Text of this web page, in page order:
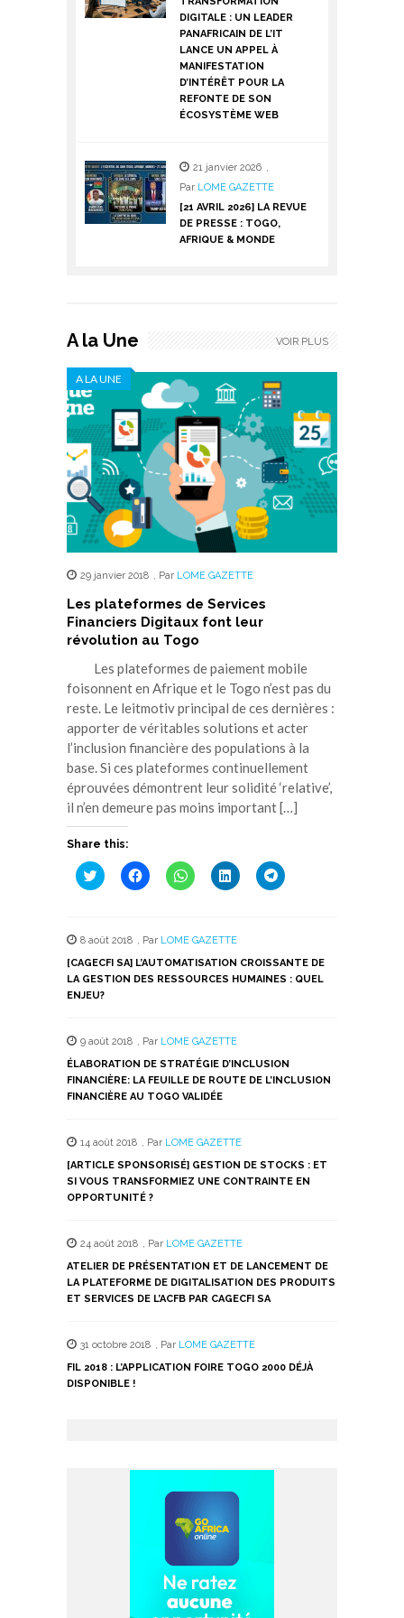
DIGITALE : UN LEADER
PANAFRICAIN DE L’IT
LANCE UN APPEL À
MANIFESTATION
D’INTÉRÊT POUR LA
REFONTE DE SON
ÉCOSYSTÈME WEB
21 janvier 2026 ,
Par LOME GAZETTE
[21 AVRIL 2026] LA REVUE
DE PRESSE : TOGO,
AFRIQUE & MONDE
A la Une
A LA UNE
29 janvier 2018 , Par LOME GAZETTE
Les plateformes de Services
Financiers Digitaux font leur
révolution au Togo
Les plateformes de paiement mobile
foisonnent en Afrique et le Togo n’est pas du
reste. Le leitmotiv principal de ces dernières :
apporter de véritables solutions et acter
l’inclusion financière des populations à la
base. Si ces plateformes continuellement
éprouvées démontrent leur solidité ‘relative’,
il n’en demeure pas moins important […]
Share this:
Cliquez
pour
une
nouvelle
fenêtre)
Cliquez
pour
une
nouvelle
fenêtre)
Cliquez
pour
une
nouvelle
fenêtre)
Cliquez
pour
une
nouvelle
fenêtre)
Cliquez
pour
nouvelle
fenêtre)
8 août 2018 , Par LOME GAZETTE
[CAGECFI SA] L’AUTOMATISATION CROISSANTE DE
LA GESTION DES RESSOURCES HUMAINES : QUEL
ENJEU?
9 août 2018 , Par LOME GAZETTE
ÉLABORATION DE STRATÉGIE D’INCLUSION
FINANCIÈRE: LA FEUILLE DE ROUTE DE L’INCLUSION
FINANCIÈRE AU TOGO VALIDÉE
14 août 2018 , Par LOME GAZETTE
[ARTICLE SPONSORISÉ] GESTION DE STOCKS : ET
SI VOUS TRANSFORMIEZ UNE CONTRAINTE EN
OPPORTUNITÉ ?
24 août 2018 , Par LOME GAZETTE
ATELIER DE PRÉSENTATION ET DE LANCEMENT DE
LA PLATEFORME DE DIGITALISATION DES PRODUITS
ET SERVICES DE L’ACFB PAR CAGECFI SA
31 octobre 2018 , Par LOME GAZETTE
FIL 2018 : L’APPLICATION FOIRE TOGO 2000 DÉJÀ
DISPONIBLE !
VOIR PLUS